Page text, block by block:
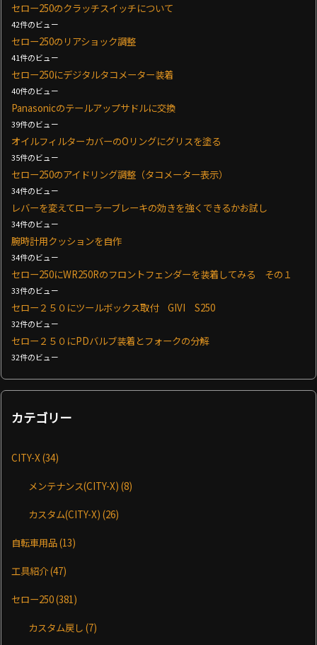
セロー250のクラッチスイッチについて
42件のビュー
セロー250のリアショック調整
41件のビュー
セロー250にデジタルタコメーター装着
40件のビュー
Panasonicのテールアップサドルに交換
39件のビュー
オイルフィルターカバーのOリングにグリスを塗る
35件のビュー
セロー250のアイドリング調整（タコメーター表示）
34件のビュー
レバーを変えてローラーブレーキの効きを強くできるかお試し
34件のビュー
腕時計用クッションを自作
34件のビュー
セロー250にWR250Rのフロントフェンダーを装着してみる その１
33件のビュー
セロー２５０にツールボックス取付 GIVI S250
32件のビュー
セロー２５０にPDバルブ装着とフォークの分解
32件のビュー
カテゴリー
CITY-X (34)
メンテナンス(CITY-X)(8)
カスタム(CITY-X)(26)
自転車用品(13)
工具紹介(47)
セロー250(381)
カスタム戻し(7)